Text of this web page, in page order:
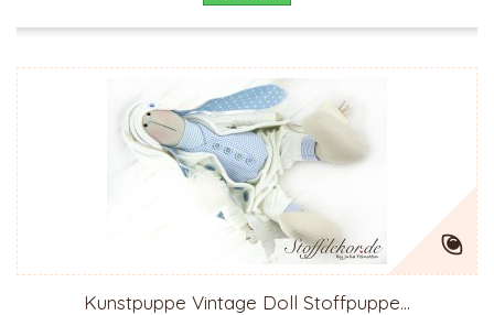
Kunstpuppe Vintage Doll Stoffpuppe...